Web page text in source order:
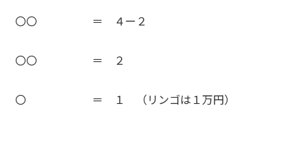
〇〇 ＝ ４ー２
〇〇 ＝ ２
〇 ＝ １ （リンゴは１万円）